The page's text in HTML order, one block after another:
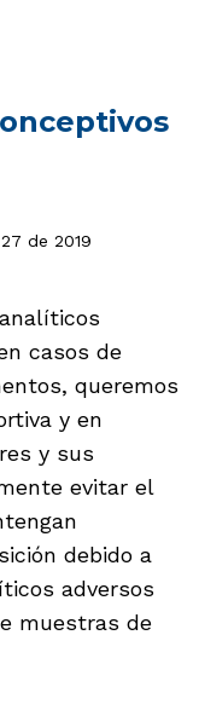
de 2019
casos de
queremos
y en
y sus
evitar el
debido a
adversos
muestras de